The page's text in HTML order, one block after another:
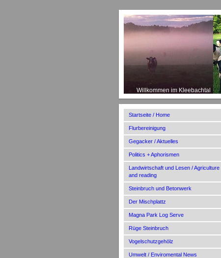
Willkommen im Kleebachtal
Startseite / Home
Flurbereinigung
Gegacker / Aktuelles
Politics + Aphorismen
Landwirtschaft und Lesen / Agriculture
and reading
Steinbruch und Betonwerk
Der Mischplattz
Magna Park Log Serve
Rüge Steinbruch
Vogelschutzgehölz
Umwelt / Enviromental News